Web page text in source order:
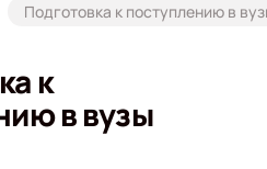
Подготовка к поступлению в
к
в вузы